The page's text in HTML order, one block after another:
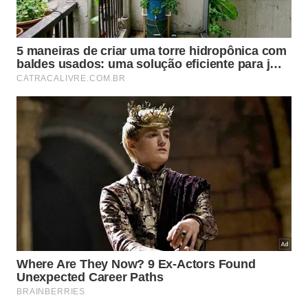
Sarah Hyland
Sarah Hyland
Em 2012, a atriz da série “Modern Family” teve
displasia renal e precisou fazer um transplante do
órgão. Seu pai foi o próprio doador. “[…] Ao viver
essa experiência, me dei conta de que a família
sempre estará conosco, não importa o que
acontecer”, desabafou.